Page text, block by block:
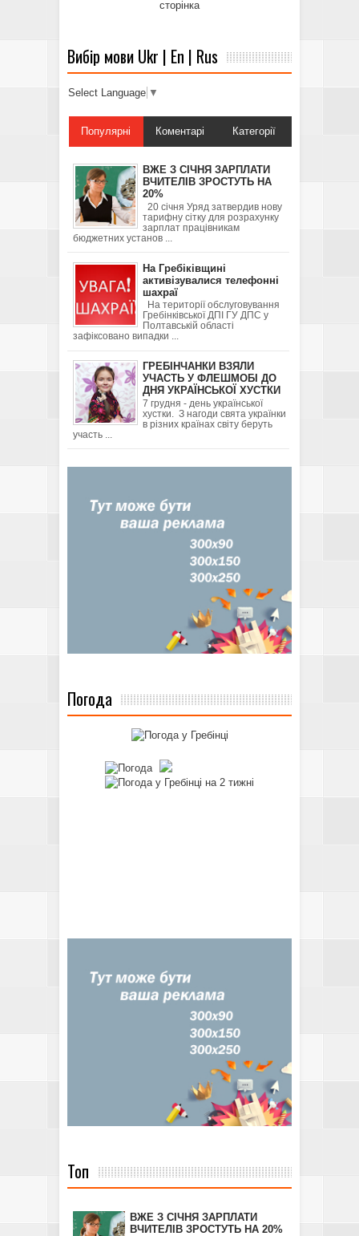
сторінка
Вибір мови Ukr | En | Rus
Select Language ▼
Популярні Коментарі Категорії
ВЖЕ З СІЧНЯ ЗАРПЛАТИ
ВЧИТЕЛІВ ЗРОСТУТЬ НА
20%
20 січня Уряд затвердив нову
тарифну сітку для розрахунку
зарплат працівникам
бюджетних установ ...
На Гребіківщині
активізувалися телефонні
шахраї
На території обслуговування
Гребінківської ДПІ ГУ ДПС у
Полтавській області
зафіксовано випадки ...
ГРЕБІНЧАНКИ ВЗЯЛИ
УЧАСТЬ У ФЛЕШМОБІ ДО
ДНЯ УКРАЇНСЬКОЇ ХУСТКИ
7 грудня - день української
хустки. З нагоди свята українки
в різних країнах світу беруть
участь ...
Погода
Топ
ВЖЕ З СІЧНЯ ЗАРПЛАТИ
ВЧИТЕЛІВ ЗРОСТУТЬ НА 20%